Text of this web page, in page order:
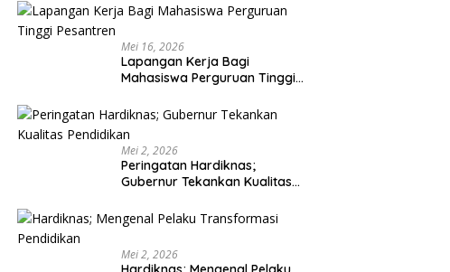
Mei 16, 2026
Lapangan Kerja Bagi
Mahasiswa Perguruan Tinggi
Mei 2, 2026
Peringatan Hardiknas;
Gubernur Tekankan Kualitas
Mei 2, 2026